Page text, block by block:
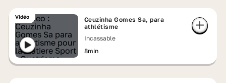
Vidéo
Ceuzinha Gomes Sa, para
athlétisme
Incassable
8min